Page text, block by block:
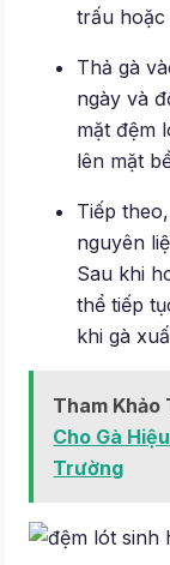
trấu hoặc
Thả gà
ngày và
mặt đệm
lên mặt
Tiếp
nguyên
Sau khi
thể tiếp
khi gà
Tham Khảo
Cho Gà
Trường